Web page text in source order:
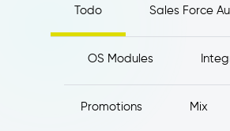
Todo Sales Force
OS Modules
Promotions Mix